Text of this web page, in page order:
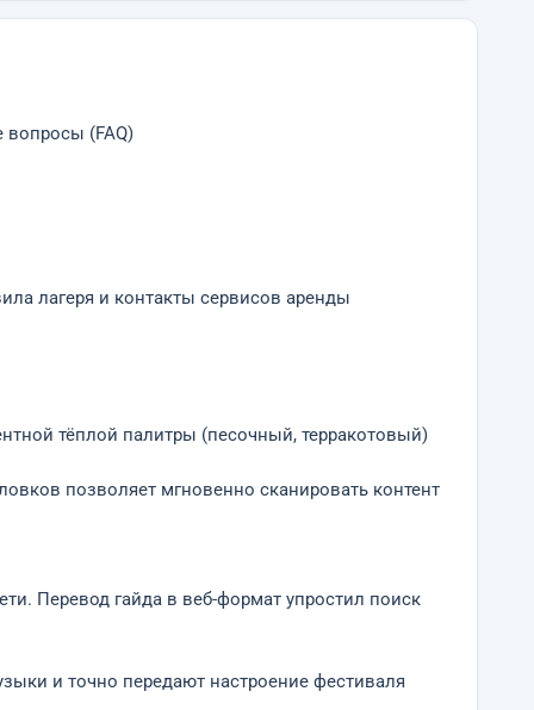
(FAQ)
лагеря и контакты сервисов аренды
тёплой палитры (песочный, терракотовый)
позволяет мгновенно сканировать контент
Перевод гайда в веб-формат упростил поиск
и точно передают настроение фестиваля